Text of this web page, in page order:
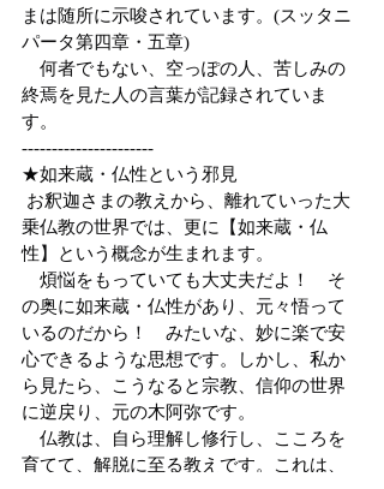
まは随所に示唆されています。(スッタニ
パータ第四章・五章)
何者でもない、空っぽの人、苦しみの
終焉を見た人の言葉が記録されていま
す。
----------------------
★如来蔵・仏性という邪見
お釈迦さまの教えから、離れていった大
乗仏教の世界では、更に【如来蔵・仏
性】という概念が生まれます。
煩悩をもっていても大丈夫だよ！　そ
の奥に如来蔵・仏性があり、元々悟って
いるのだから！　みたいな、妙に楽で安
心できるような思想です。しかし、私か
ら見たら、こうなると宗教、信仰の世界
に逆戻り、元の木阿弥です。
仏教は、自ら理解し修行し、こころを
育てて、解脱に至る教えです。これは、